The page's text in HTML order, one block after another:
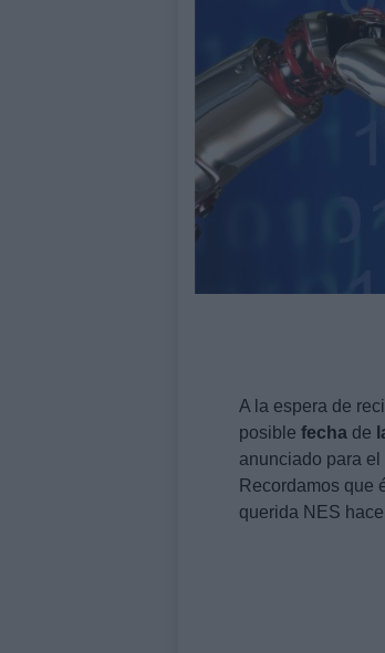
A la espera de
posible fecha de
anunciado para
Recordamos que
querida NES